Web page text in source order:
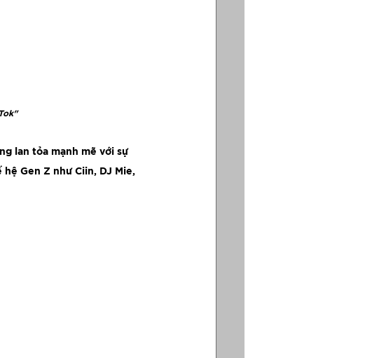
lan tỏa mạnh mẽ với sự
Gen Z như Ciin, DJ Mie,